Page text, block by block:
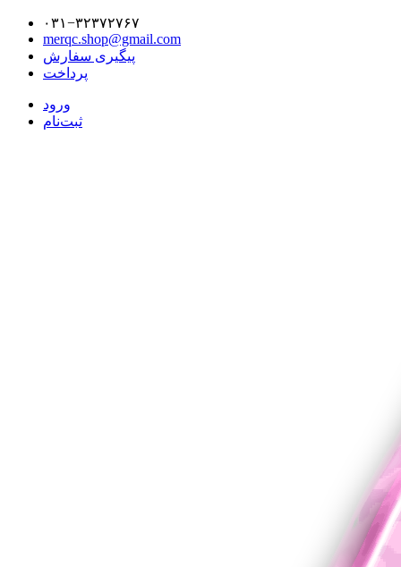
۰۳۱−۳۲۳۷۲۷۶۷
merqc.shop@gmail.com
پیگیری سفارش
پرداخت
ورود
ثبت‌نام